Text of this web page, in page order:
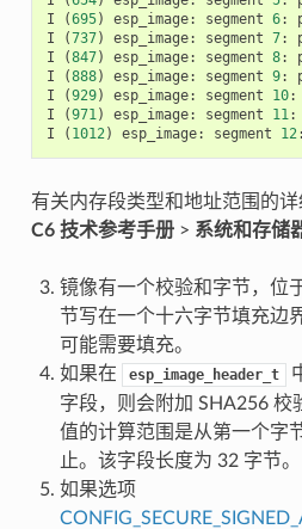
I
(695) esp_image: segment 6:
I
(737) esp_image: segment 7:
I
(847) esp_image: segment 8:
I
(888) esp_image: segment 9:
I
(929) esp_image: segment 10:
I
(971) esp_image: segment 11:
I
( 1012) esp_image: segment 12:
有关内存段类型和地址范围的
C6 技术参考手册> 系统和存储
镜像有一个校验和字节，位
节写在一个十六字节填充边
可能需要填充。
如果在
esp_image_header_t
字段，则会附加 SHA256 校
值的计算范围是从第一个字
止。该字段长度为 32 字节。
如果选项